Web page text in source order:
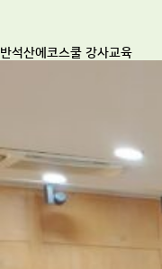
반석산에코스쿨 강사교육